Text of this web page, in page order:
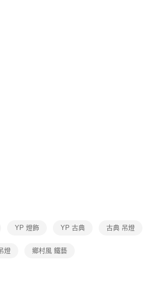
YP 燈飾 YP 古典 古典 吊燈
燈 鄉村風 鐵藝